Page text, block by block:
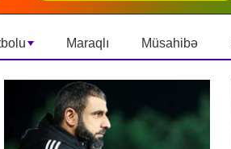
Maraqlı Müsahibə